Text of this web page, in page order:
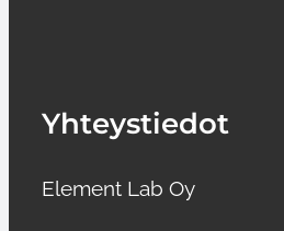
Yhteystiedot
Element Lab Oy